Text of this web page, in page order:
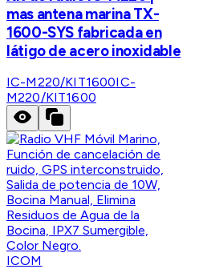
mas antena marina TX-
1600-SYS fabricada en
látigo de acero inoxidable
IC-M220/KIT1600IC-
M220/KIT1600
ICOM